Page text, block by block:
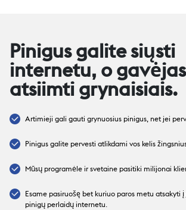
Pinigus galite siųsti
internetu, o
atsiimti grynaisiais.
Artimieji gali gauti grynuosius pinigus, net jei
Pinigus galite pervesti atlikdami vos kelis
Mūsų programėle ir svetaine pasitiki milijonai
Esame pasiruošę bet kuriuo paros metu atsakyti į
pinigų perlaidų internetu.